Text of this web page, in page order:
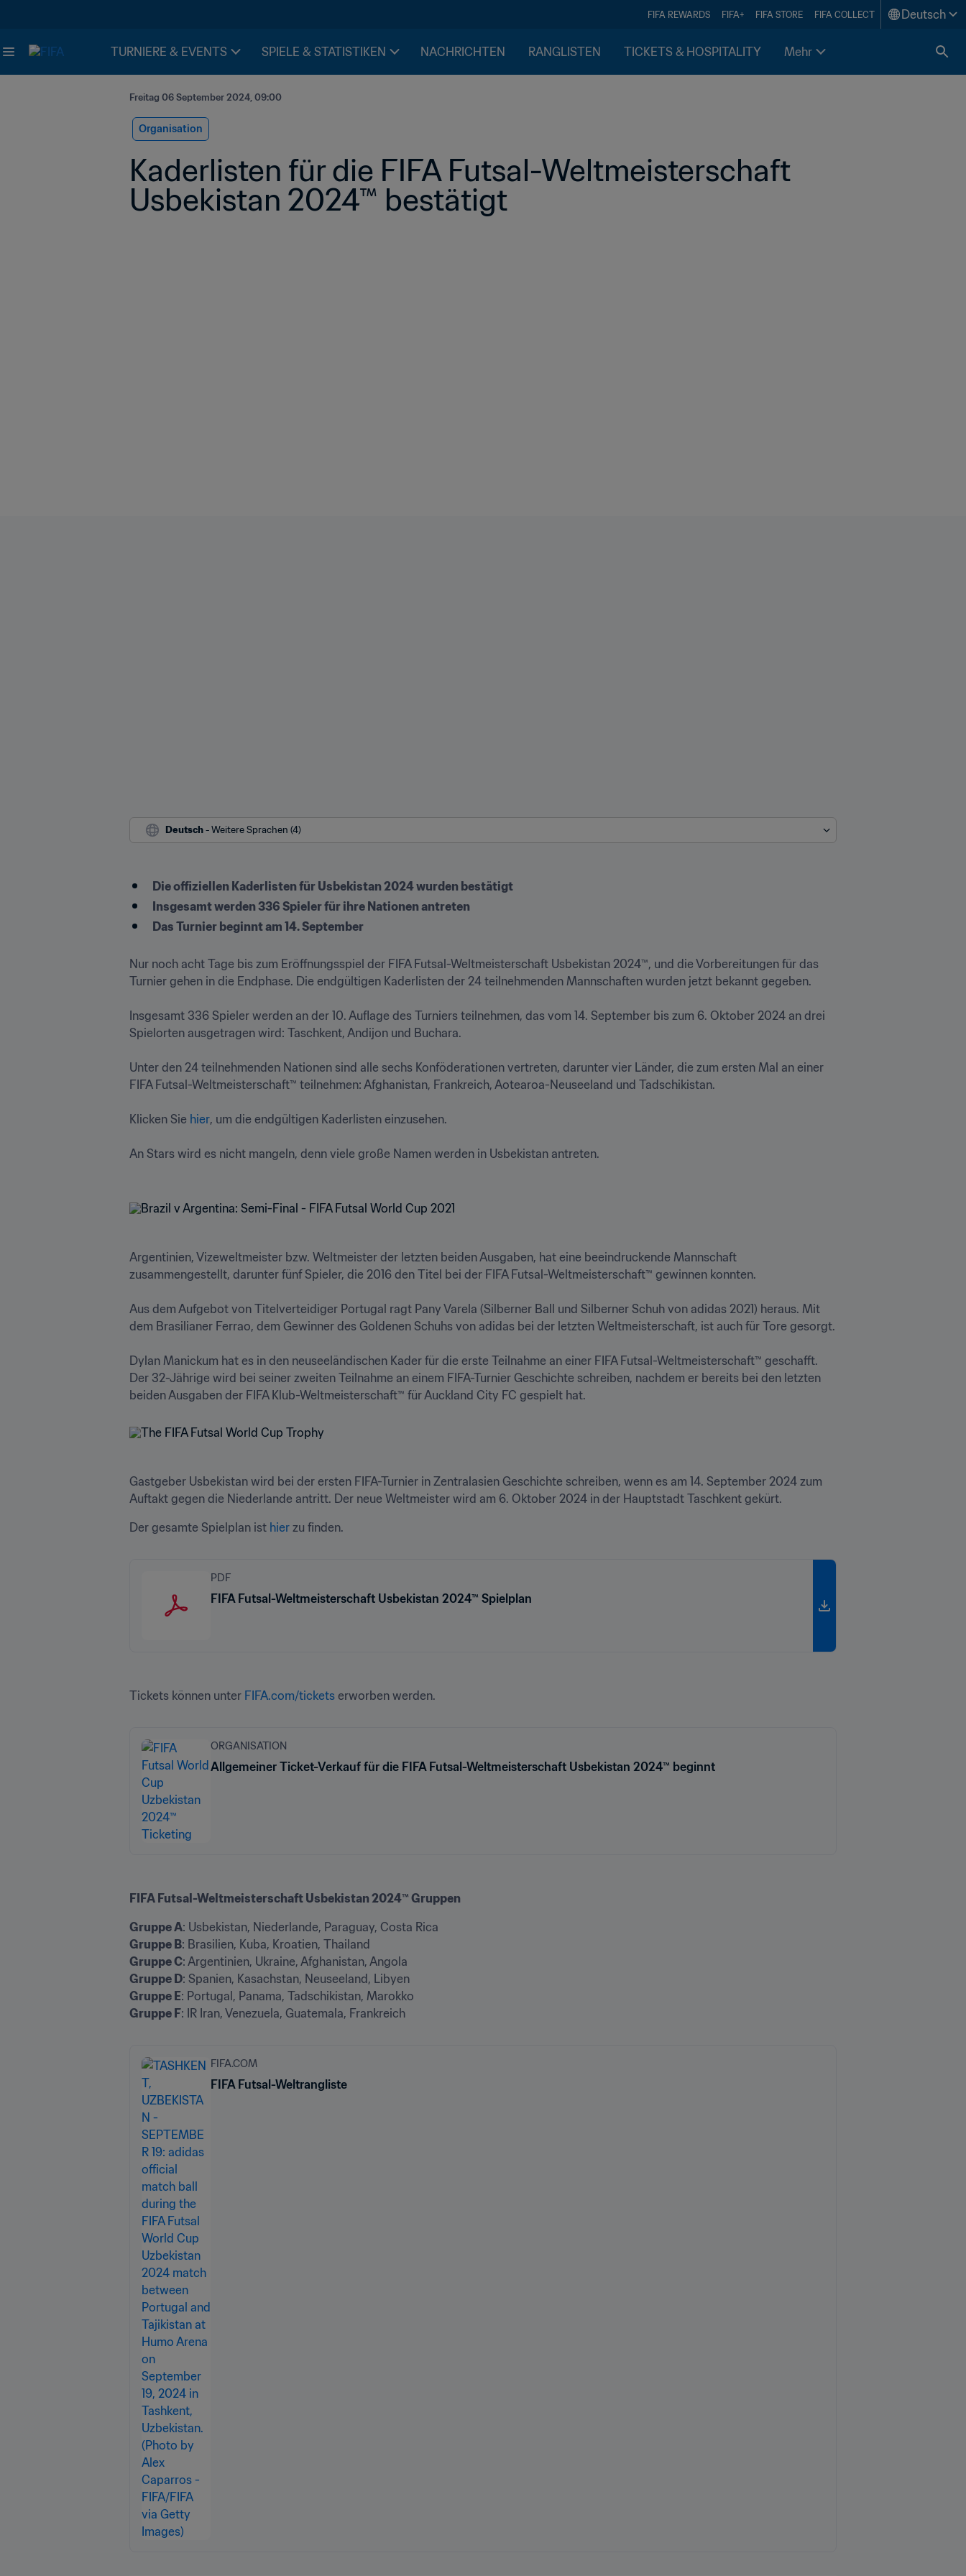
FIFA REWARDS FIFA+ FIFA STORE FIFA COLLECT Deutsch
TURNIERE & EVENTS SPIELE & STATISTIKEN NACHRICHTEN RANGLISTEN TICKETS & HOSPITALITY Mehr
Freitag 06 September 2024, 09:00
Organisation
Kaderlisten für die FIFA Futsal-Weltmeisterschaft
Usbekistan 2024™ bestätigt
Deutsch - Weitere Sprachen (4)
Die offiziellen Kaderlisten für Usbekistan 2024 wurden bestätigt
Insgesamt werden 336 Spieler für ihre Nationen antreten
Das Turnier beginnt am 14. September
Nur noch acht Tage bis zum Eröffnungsspiel der FIFA Futsal-Weltmeisterschaft Usbekistan 2024™, und die Vorbereitungen für das
Turnier gehen in die Endphase. Die endgültigen Kaderlisten der 24 teilnehmenden Mannschaften wurden jetzt bekannt gegeben.
Insgesamt 336 Spieler werden an der 10. Auflage des Turniers teilnehmen, das vom 14. September bis zum 6. Oktober 2024 an drei
Spielorten ausgetragen wird: Taschkent, Andijon und Buchara.
Unter den 24 teilnehmenden Nationen sind alle sechs Konföderationen vertreten, darunter vier Länder, die zum ersten Mal an einer
FIFA Futsal-Weltmeisterschaft™ teilnehmen: Afghanistan, Frankreich, Aotearoa-Neuseeland und Tadschikistan.
Klicken Sie hier, um die endgültigen Kaderlisten einzusehen.
An Stars wird es nicht mangeln, denn viele große Namen werden in Usbekistan antreten.
Argentinien, Vizeweltmeister bzw. Weltmeister der letzten beiden Ausgaben, hat eine beeindruckende Mannschaft
zusammengestellt, darunter fünf Spieler, die 2016 den Titel bei der FIFA Futsal-Weltmeisterschaft™ gewinnen konnten.
Aus dem Aufgebot von Titelverteidiger Portugal ragt Pany Varela (Silberner Ball und Silberner Schuh von adidas 2021) heraus. Mit
dem Brasilianer Ferrao, dem Gewinner des Goldenen Schuhs von adidas bei der letzten Weltmeisterschaft, ist auch für Tore gesorgt.
Dylan Manickum hat es in den neuseeländischen Kader für die erste Teilnahme an einer FIFA Futsal-Weltmeisterschaft™ geschafft.
Der 32-Jährige wird bei seiner zweiten Teilnahme an einem FIFA-Turnier Geschichte schreiben, nachdem er bereits bei den letzten
beiden Ausgaben der FIFA Klub-Weltmeisterschaft™ für Auckland City FC gespielt hat.
Gastgeber Usbekistan wird bei der ersten FIFA-Turnier in Zentralasien Geschichte schreiben, wenn es am 14. September 2024 zum
Auftakt gegen die Niederlande antritt. Der neue Weltmeister wird am 6. Oktober 2024 in der Hauptstadt Taschkent gekürt.
Der gesamte Spielplan ist hier zu finden.
PDF
FIFA Futsal-Weltmeisterschaft Usbekistan 2024™ Spielplan
Tickets können unter FIFA.com/tickets erworben werden.
ORGANISATION
Allgemeiner Ticket-Verkauf für die FIFA Futsal-Weltmeisterschaft Usbekistan 2024™ beginnt
FIFA Futsal-Weltmeisterschaft Usbekistan 2024™ Gruppen
Gruppe A
Gruppe B
Gruppe C
Gruppe D
Gruppe E
Gruppe F: IR Iran, Venezuela, Guatemala, Frankreich
FIFA.COM
FIFA Futsal-Weltrangliste